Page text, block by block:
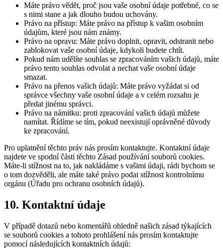
Máte právo vědět, proč jsou vaše osobní údaje potřebné, co se
s nimi stane a jak dlouho budou uchovány.
Právo na přístup: Máte právo na přístup k vašim osobním
údajům, které jsou nám známy.
Právo na opravu: Máte právo doplnit, opravit, odstranit nebo
zablokovat vaše osobní údaje, kdykoli budete chtít.
Pokud nám udělíte souhlas se zpracováním vašich údajů, máte
právo tento souhlas odvolat a nechat vaše osobní údaje
smazat.
Právo na přenos vašich údajů: Máte právo vyžádat si od
správce všechny vaše osobní údaje a v celém rozsahu je
předat jinému správci.
Právo na námitku: proti zpracování vašich údajů můžete
namítat. Řídíme se tím, pokud neexistují oprávněné důvody
ke zpracování.
Pro uplatnění těchto práv nás prosím kontaktujte. Kontaktní údaje
najdete ve spodní části těchto Zásad používání souborů cookies.
Máte-li stížnost na to, jak nakládáme s vašimi údaji, rádi bychom se
o tom dozvěděli, ale máte také právo podat stížnost kontrolnímu
orgánu (Úřadu pro ochranu osobních údajů).
10. Kontaktní údaje
V případě dotazů nebo komentářů ohledně našich zásad týkajících
se souborů cookies a tohoto prohlášení nás prosím kontaktujte
pomocí následujících kontaktních údajů: